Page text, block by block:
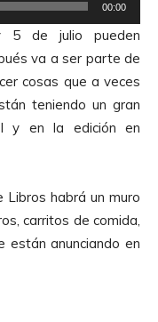
00:00
5 de julio pueden
va a ser parte de
cosas que a veces
teniendo un gran
y en la edición en
Libros habrá un muro
carritos de comida,
están anunciando en